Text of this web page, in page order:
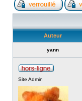
Auteur
yann
Site Admin